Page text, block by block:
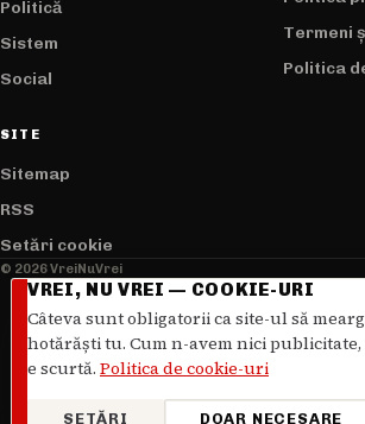
Politică
Sistem
Social
Termeni
Politica
SITE
Sitemap
RSS
Setări cookie
© 2026 VreiNuVrei
VREI, NU VREI — COOKIE-URI
Câteva sunt obligatorii ca site-ul să
hotărăști tu. Cum n-avem nici
e scurtă. Politica de cookie-uri
SETĂRI DOAR NECESARE